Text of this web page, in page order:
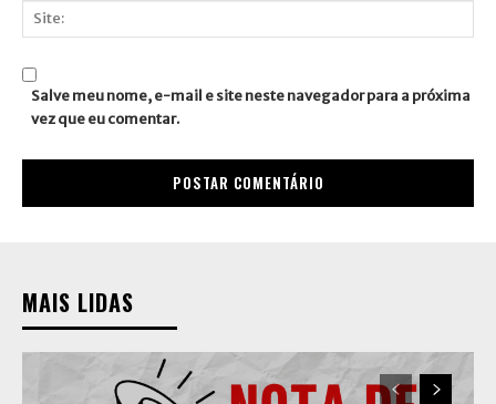
mail:*
Salve meu nome, e-mail e site neste navegador para a próxima
vez que eu comentar.
MAIS LIDAS